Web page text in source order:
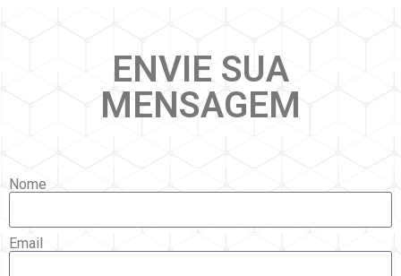
ENVIE SUA
MENSAGEM
Nome
Email